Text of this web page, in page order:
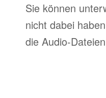
Sie können
nicht dabei
die Audio-